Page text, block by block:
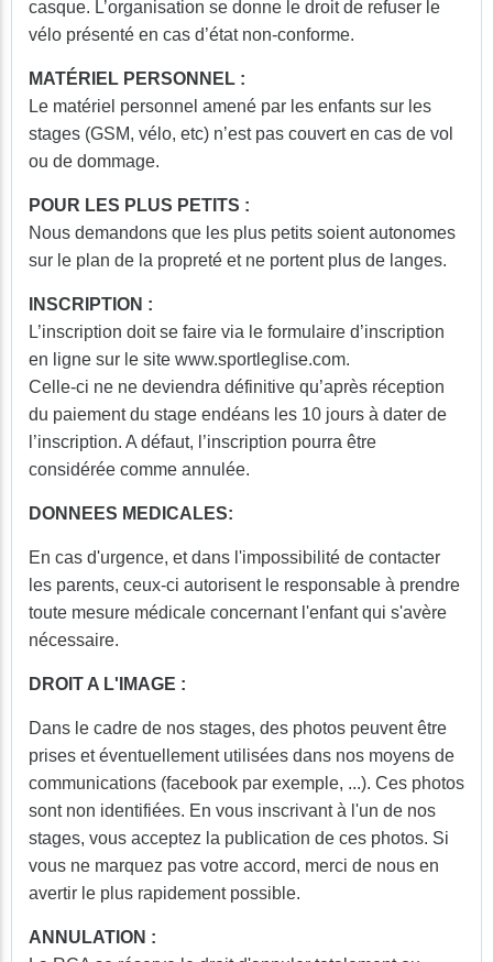
casque. L’organisation se donne le droit de refuser le
vélo présenté en cas d’état non-conforme.
MATÉRIEL PERSONNEL :
Le matériel personnel amené par les enfants sur les
stages (GSM, vélo, etc) n’est pas couvert en cas de vol
ou de dommage.
POUR LES PLUS PETITS :
Nous demandons que les plus petits soient autonomes
sur le plan de la propreté et ne portent plus de langes.
INSCRIPTION :
L’inscription doit se faire via le formulaire d’inscription
en ligne sur le site www.sportleglise.com.
Celle-ci ne ne deviendra définitive qu’après réception
du paiement du stage endéans les 10 jours à dater de
l’inscription. A défaut, l’inscription pourra être
considérée comme annulée.
DONNEES MEDICALES:
En cas d'urgence, et dans l'impossibilité de contacter
les parents, ceux-ci autorisent le responsable à prendre
toute mesure médicale concernant l'enfant qui s'avère
nécessaire.
DROIT A L'IMAGE :
Dans le cadre de nos stages, des photos peuvent être
prises et éventuellement utilisées dans nos moyens de
communications (facebook par exemple, ...). Ces photos
sont non identifiées. En vous inscrivant à l'un de nos
stages, vous acceptez la publication de ces photos. Si
vous ne marquez pas votre accord, merci de nous en
avertir le plus rapidement possible.
ANNULATION :